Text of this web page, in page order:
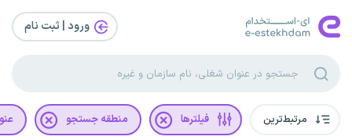
ورود | ثبت‌ نام
مرتبط‌ترین فیلترها منطقه جستجو